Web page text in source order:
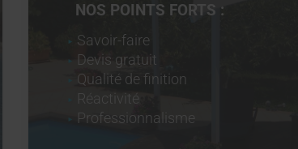
NOS POINTS FORTS :
Savoir-faire
Devis gratuit
Qualité de finition
Réactivité
Professionnalisme